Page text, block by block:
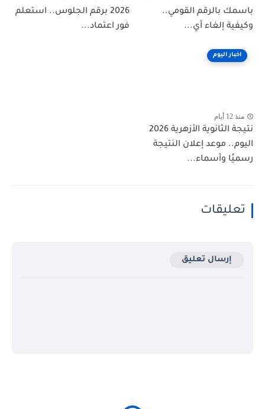
باسمك بالرقم القومي..
وكيفية إلغاء أي...
2026 برقم الجلوس.. استعلم
فور اعتماد...
اخبار اليوم
منذ 12 أيام
نتيجة الثانوية الأزهرية 2026
اليوم.. موعد إعلان النتيجة
رسميًا وأسماء...
تعليقات
إرسال تعليق